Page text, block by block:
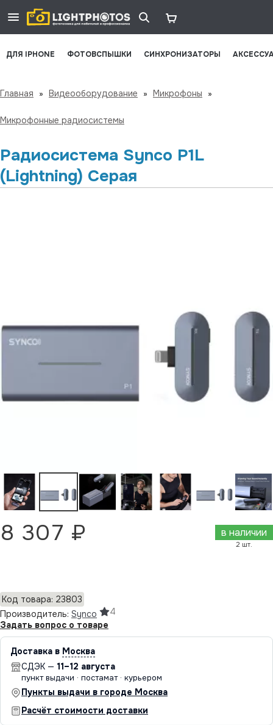
ДЛЯ IPHONE ФОТОВСПЫШКИ СИНХРОНИЗАТОРЫ
Главная » Видеооборудование » Микрофоны »
Микрофонные радиосистемы
Радиосистема Synco P1L
(Lightning) Серая
8 307 ₽ в наличии
2 шт.
Код товара: 23803
Производитель: Synco
4
Задать вопрос о товаре
Доставка в Москва
СДЭК — 11–12 августа
пункт выдачи · постамат · курьером
Пункты выдачи в городе Москва
Расчёт стоимости доставки